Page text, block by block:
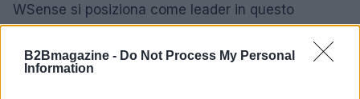
B2Bmagazine - Do Not Process My Personal
Information
WSense si posiziona come leader in questo
cambiamento.